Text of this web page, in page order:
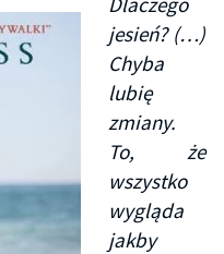
jesień? (…)
Chyba
lubię
zmiany.
To, że
wszystko
wygląda
jakby